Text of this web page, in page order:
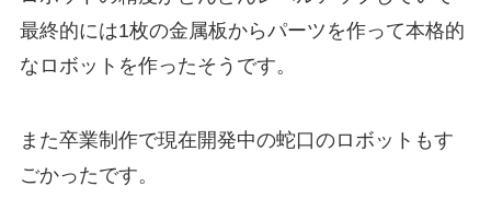
最終的には1枚の金属板からパーツを作って本格的
なロボットを作ったそうです。
また卒業制作で現在開発中の蛇口のロボットもす
ごかったです。